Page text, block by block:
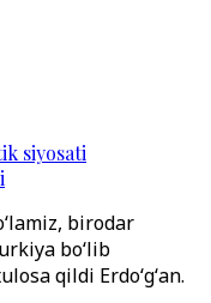
siyosati
birodar
boʻlib
qildi Erdoʻgʻan.